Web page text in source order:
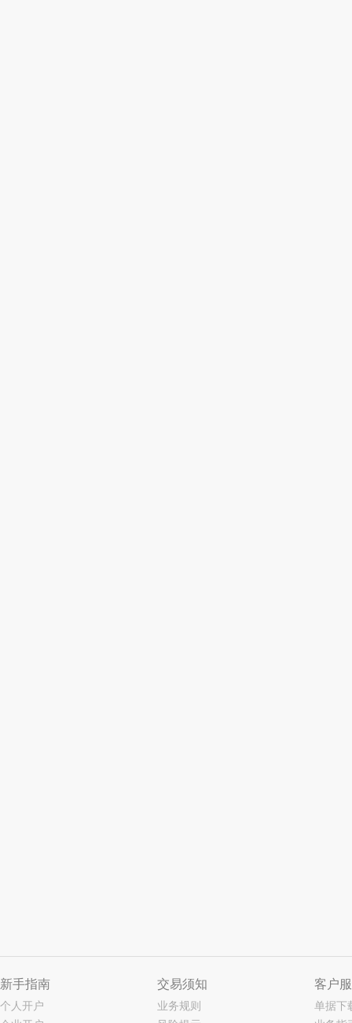
新手指南
个人开户
交易须知
业务规则
客户
单据下